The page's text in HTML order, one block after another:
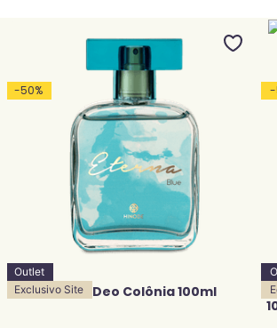
-50%
Outlet
Exclusivo Site
Eterna Blue Deo Colônia 100ml
-